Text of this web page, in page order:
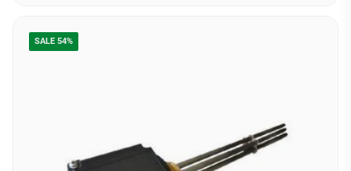
SALE 54%